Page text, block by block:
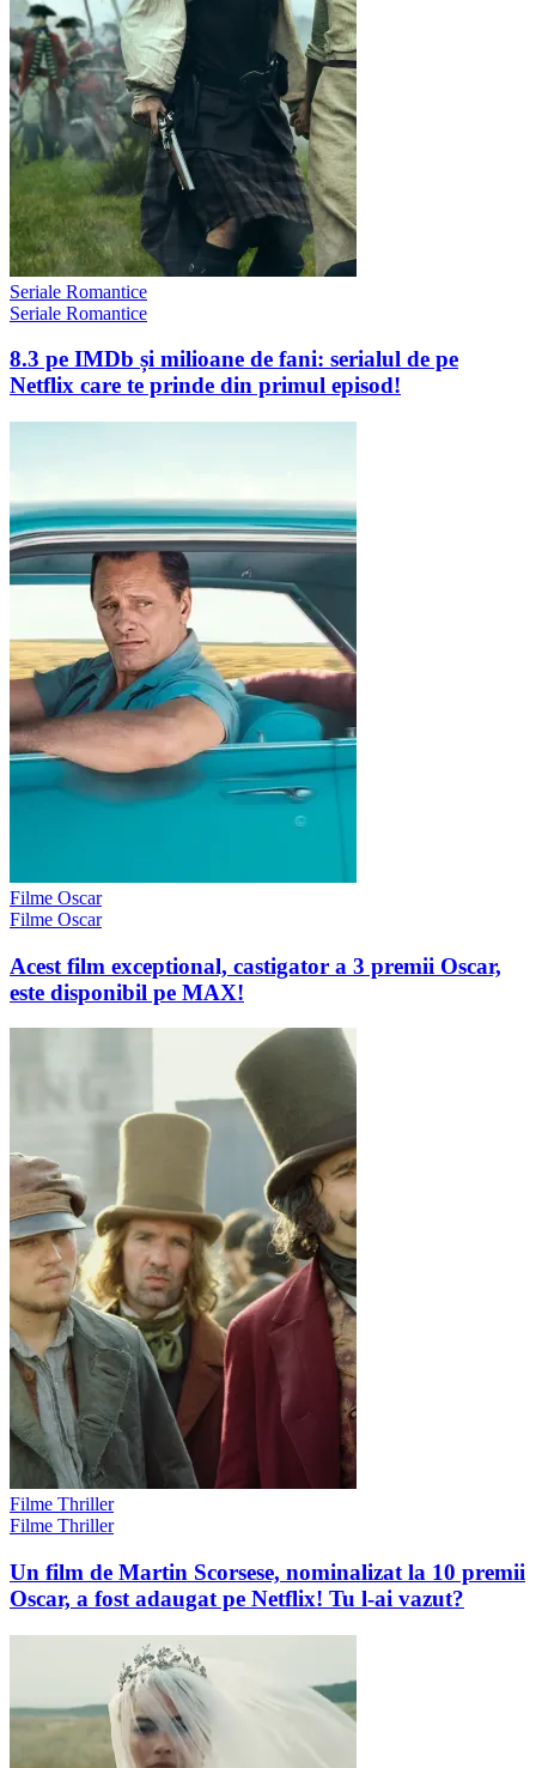
Seriale Romantice
Seriale Romantice
8.3 pe IMDb și milioane de fani: serialul de pe
Netflix care te prinde din primul episod!
Filme Oscar
Filme Oscar
Acest film exceptional, castigator a 3 premii Oscar,
este disponibil pe MAX!
Filme Thriller
Filme Thriller
Un film de Martin Scorsese, nominalizat la 10 premii
Oscar, a fost adaugat pe Netflix! Tu l-ai vazut?